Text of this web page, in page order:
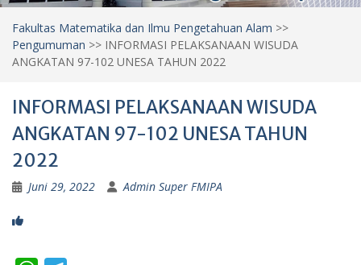
Fakultas Matematika dan Ilmu Pengetahuan Alam >>
Pengumuman >> INFORMASI PELAKSANAAN WISUDA
ANGKATAN 97-102 UNESA TAHUN 2022
INFORMASI PELAKSANAAN WISUDA
ANGKATAN 97-102 UNESA TAHUN
2022
Juni 29, 2022 Admin Super FMIPA